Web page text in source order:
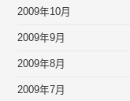
2009年10月
2009年9月
2009年8月
2009年7月